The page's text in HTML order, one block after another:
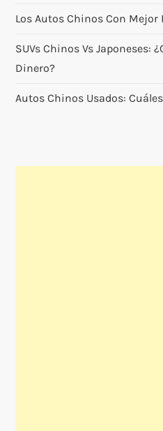
r
a
Los Autos Chinos Con Mejor
SUVs Chinos Vs Japoneses:
Dinero?
Autos Chinos Usados: